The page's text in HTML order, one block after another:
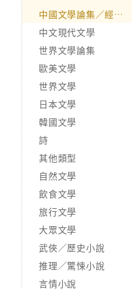
中國文學論集／經典作品
中文現代文學
世界文學論集
歐美文學
世界文學
日本文學
韓國文學
詩
其他類型
自然文學
飲食文學
旅行文學
大眾文學
武俠／歷史小說
推理／驚悚小說
言情小說